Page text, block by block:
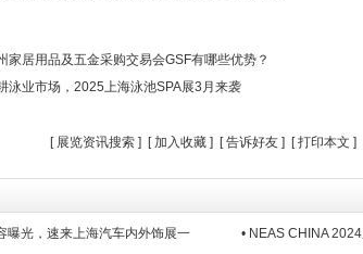
家居用品及五金采购交易会GSF有哪些优势？
泳业市场，2025上海泳池SPA展3月来袭
[ 展览资讯搜索 ] [加入收藏 ] [告诉好友 ] [打印本文 ]
曝光，速来上海汽车内外饰展一 • NEAS CHINA